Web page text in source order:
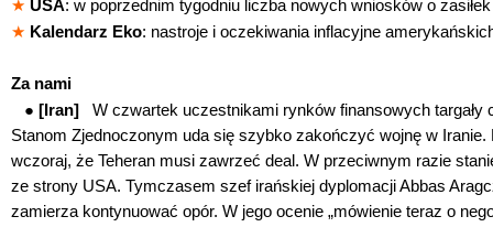
★ USA: w poprzednim tygodniu liczba nowych wniosków o
★ Kalendarz Eko: nastroje i oczekiwania inflacyjne
Za nami
● [Iran] W czwartek uczestnikami rynków finansowych
Stanom Zjednoczonym uda się szybko zakończyć wojnę w Iranie.
wczoraj, że Teheran musi zawrzeć deal. W przeciwnym razie
ze strony USA. Tymczasem szef irańskiej dyplomacji Abbas
zamierza kontynuować opór. W jego ocenie „mówienie teraz o